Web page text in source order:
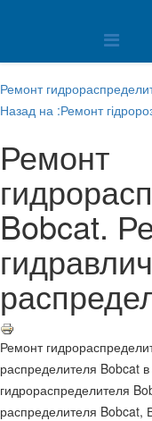
Ремонт
Назад на :Ремонт
Ремонт
Bobcat.
Ремонт
распределителя Bobcat
гидрораспределителя
распределителя Bobcat,